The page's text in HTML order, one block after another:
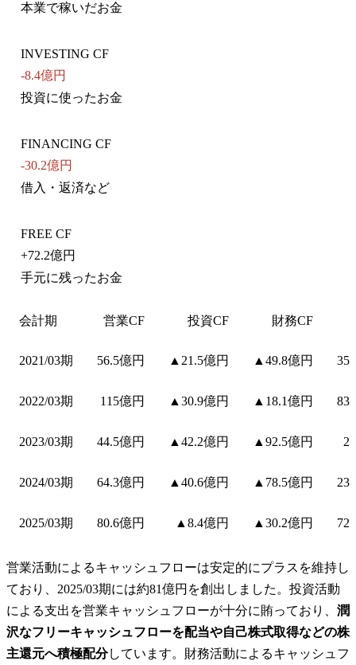
本業で稼いだお金
INVESTING CF
-8.4億円
投資に使ったお金
FINANCING CF
-30.2億円
借入・返済など
FREE CF
+72.2億円
手元に残ったお金
会計期 営業CF 投資CF 財務CF
2021/03期 56.5億円 ▲21.5億円 ▲49.8億円
2022/03期 115億円 ▲30.9億円 ▲18.1億円
2023/03期 44.5億円 ▲42.2億円 ▲92.5億円
2024/03期 64.3億円 ▲40.6億円 ▲78.5億円
2025/03期 80.6億円 ▲8.4億円 ▲30.2億円
営業活動によるキャッシュフローは安定的にプラスを維持し
ており、2025/03期には約81億円を創出しました。投資活動
による支出を営業キャッシュフローが十分に賄っており、 潤
沢なフリーキャッシュフローを配当や自己株式取得などの株
主還元へ積極配分しています。財務活動によるキャッシュフ